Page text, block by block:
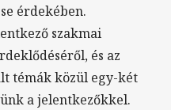
érdekében.
szakmai
és az
témák közül egy-két
a jelentkezőkkel.